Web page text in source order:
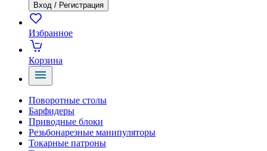
Вход / Регистрация
Избранное
Корзина
Поворотные столы
Барфидеры
Приводные блоки
Резьбонарезные манипуляторы
Токарные патроны